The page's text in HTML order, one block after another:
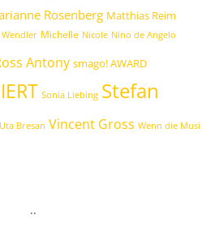
Rosenberg Matthias Reim
Michelle Nicole Nino de Angelo
Antony smago! AWARD
Sonia Liebing Stefan
Uta Bresan Vincent Gross Wenn die Musi
..